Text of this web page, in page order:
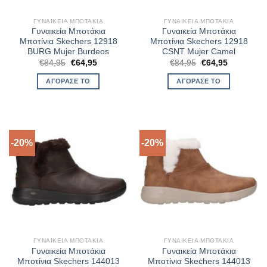
ΓΥΝΑΙΚΕΊΑ ΜΠΟΤΆΚΙΑ
Γυναικεία Μποτάκια
Μποτίνια Skechers 12918
BURG Mujer Burdeos
€84,95 Original
price
was:
€84,95.
€64,95Η
τιμή
ΑΓΌΡΑΣΈ ΤΟ
ΓΥΝΑΙΚΕΊΑ ΜΠΟΤΆΚΙΑ
Γυναικεία Μποτάκια
Μποτίνια Skechers 12918
CSNT Mujer Camel
€84,95 Original
price
was:
€84,95.
€64,95Η
τιμή
ΑΓΌΡΑΣΈ ΤΟ
-20%
ΓΥΝΑΙΚΕΊΑ ΜΠΟΤΆΚΙΑ
Γυναικεία Μποτάκια
Μποτίνια Skechers 144013
-20%
ΓΥΝΑΙΚΕΊΑ ΜΠΟΤΆΚΙΑ
Γυναικεία Μποτάκια
Μποτίνια Skechers 144013